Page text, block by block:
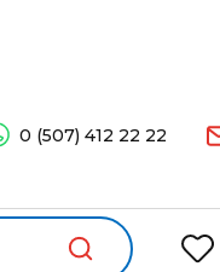
0 (507) 412 22 22